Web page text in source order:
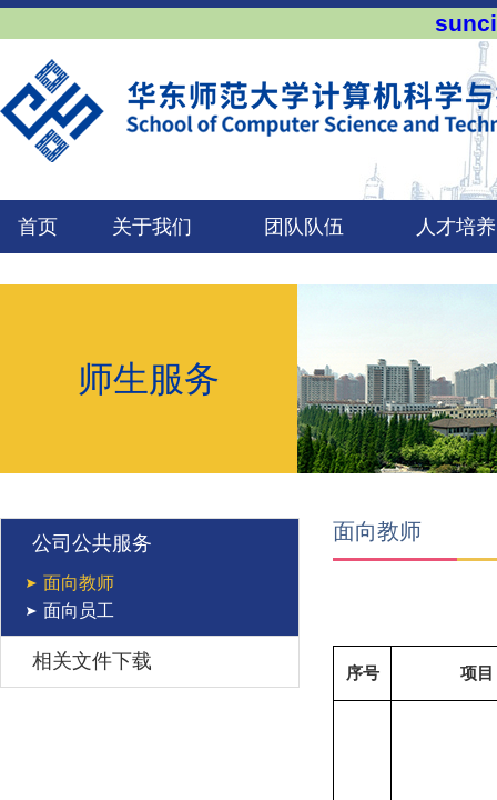
首页 关于我们 团队队伍 人才培养
师生服务
公司公共服务
面向教师
面向员工
相关文件下载
面向教师
序号 项目